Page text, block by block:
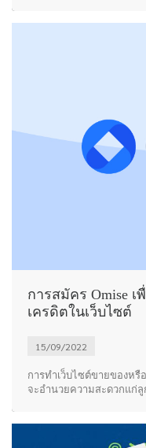
การสมัคร Omise
เครดิตในเว็บไซต์
15/09/2022
การทำเว็บไซต์ขายของหรื
จะอำนวยความสะดวกแก่ลู